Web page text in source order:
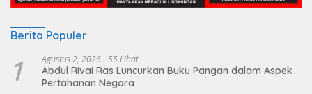
Berita Populer
1 Agustus 2, 2026 55 Lihat
Abdul Rivai Ras Luncurkan Buku Pangan dalam Aspek
Pertahanan Negara